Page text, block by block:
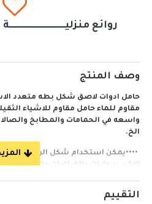
روائع
وصف المنتج
حامل ادوات لاصق شكل بطه متعدد
مقاوم للماء حامل مقاوم للاشياء
واسعه في الحمامات والمطابخ
الخ.
••••يمكن استخدام شكل الرجل
الاكسسوارات والقباضات والاساور ...
بسيطه.
التقييم